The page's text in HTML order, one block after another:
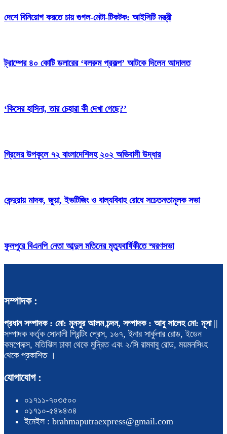
দেশে বিনিয়োগ করতে চায় গুগল-মেটা-টিকটক: আইসিটি মন্ত্রী
ট্রাম্পের ৪০ কোটি ডলারের ‘বলরুম প্রকল্প’ আটকে দিলেন আদালত
‘কিসের হাসিনা, তার চেহারা কী দেখা গেছে?’
গ্রিসের উপকূলে ৭২ বাংলাদেশিসহ ২০২ অভিবাসী উদ্ধার
কেন্দুয়ায় মাদক, জুয়া, ইভটিজিং ও বাল্যবিবাহ রোধে সচেতনতামূলক সভা
ফুলপুরে বিএনপি নেতা আব্দুল মতিনের মৃত্যুবার্ষিকীতে স্মরণসভা
সম্পাদক :
প্রধান সম্পাদক : মো: মুনসুর আলম চন্দন, সম্পাদক : আবু সালেহ মো: মূসা||
সম্পাদক কর্তৃক সোনালী প্রিন্টিং প্রেস, ১৬৭, ইনার সার্কুলার রোড, ইডেন
কমপ্লেক্স, মতিঝিল ঢাকা থেকে মুদ্রিত এবং ২/সি রামবাবু রোড, ময়মনসিংহ
থেকে প্রকাশিত ।
যোগাযোগ :
০১৭১১-৭০৩৫০০
০১৭১০-৫৪৯৪৩৪
ইমেইল : brahmaputraexpress@gmail.com